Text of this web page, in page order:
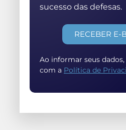
sucesso das defesas.
RECEBER E-
Ao informar seus
com a Política de